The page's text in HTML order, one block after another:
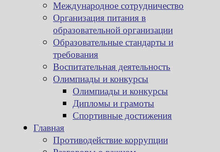
Международное сотрудничество
Организация питания в
образовательной организации
Образовательные стандарты и
требования
Воспитательная деятельность
Олимпиады и конкурсы
Олимпиады и конкурсы
Дипломы и грамоты
Спортивные достижения
Главная
Противодействие коррупции